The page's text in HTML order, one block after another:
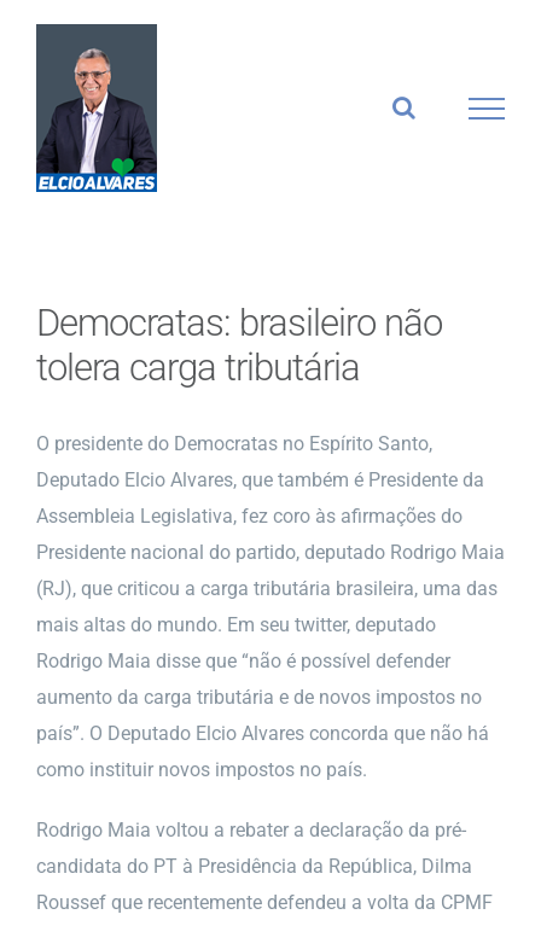
conteúdo
Democratas: brasileiro não
tolera carga tributária
O presidente do Democratas no Espírito Santo,
Deputado Elcio Alvares, que também é Presidente da
Assembleia Legislativa, fez coro às afirmações do
Presidente nacional do partido, deputado Rodrigo Maia
(RJ), que criticou a carga tributária brasileira, uma das
mais altas do mundo. Em seu twitter, deputado
Rodrigo Maia disse que “não é possível defender
aumento da carga tributária e de novos impostos no
país”. O Deputado Elcio Alvares concorda que não há
como instituir novos impostos no país.
Rodrigo Maia voltou a rebater a declaração da pré-
candidata do PT à Presidência da República, Dilma
Roussef que recentemente defendeu a volta da CPMF